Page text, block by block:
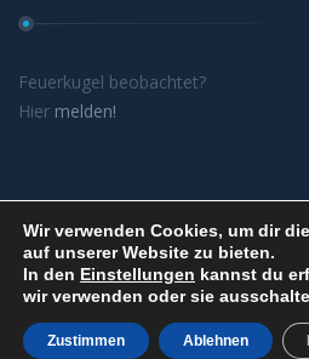
Feuerkugel beobachtet?
Hier melden!
Astronomie
e.V.
© 2025
Wir verwenden Cookies, um dir
auf unserer Website zu bieten.
In den Einstellungen kannst du
wir verwenden oder sie
Zustimmen Ablehnen